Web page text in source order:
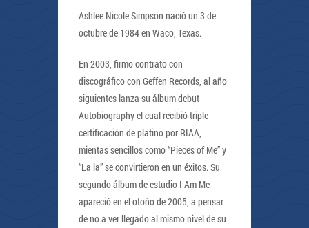
Ashlee Nicole Simpson nació un 3 de
octubre de 1984 en Waco, Texas.
En 2003, firmo contrato con
discográfico con Geffen Records, al año
siguientes lanza su álbum debut
Autobiography el cual recibió triple
certificación de platino por RIAA,
mientas sencillos como “Pieces of Me” y
“La la” se convirtieron en un éxitos. Su
segundo álbum de estudio I Am Me
apareció en el otoño de 2005, a pensar
de no a ver llegado al mismo nivel de su